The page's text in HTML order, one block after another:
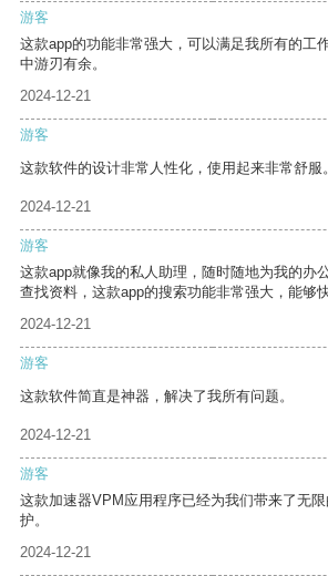
游客
这款app的功能非常强大，可以满足我所有的工
中游刃有余。
2024-12-21
游客
这款软件的设计非常人性化，使用起来非常舒服。
2024-12-21
游客
这款app就像我的私人助理，随时随地为我的办
查找资料，这款app的搜索功能非常强大，能够
2024-12-21
游客
这款软件简直是神器，解决了我所有问题。
2024-12-21
游客
这款加速器VPM应用程序已经为我们带来了无
护。
2024-12-21